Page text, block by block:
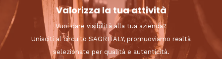
Valorizza la tua attività
Vuoi dare visibilità alla tua azienda?
Unisciti al circuito SAGRITALY, promuoviamo realtà
selezionate per qualità e autenticità.